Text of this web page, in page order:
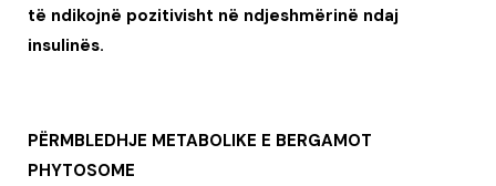
të ndikojnë pozitivisht në ndjeshmërinë ndaj
insulinës.
PËRMBLEDHJE METABOLIKE E BERGAMOT
PHYTOSOME